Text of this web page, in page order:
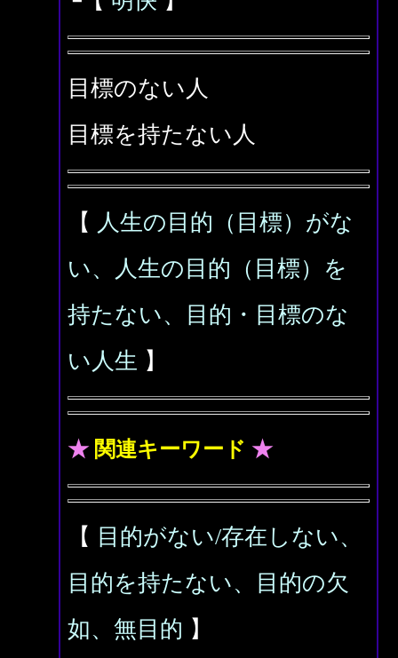
目標のない人
目標を持たない人
【 人生の目的（目標）がな
い、人生の目的（目標）を
持たない、目的・目標のな
い人生 】
★ 関連キーワード ★
【 目的がない/存在しない、
目的を持たない、目的の欠
如、無目的 】